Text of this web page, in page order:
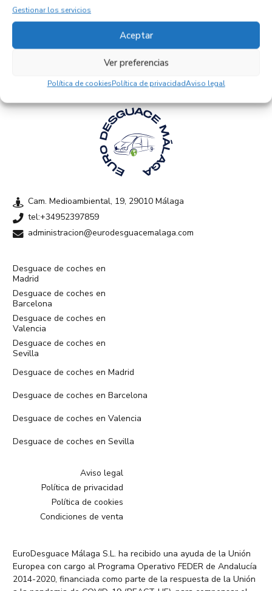
Gestionar los servicios
Aceptar
Ver preferencias
Política de cookiesPolítica de privacidadAviso legal
Empresas colaboradoras
Cam. Medioambiental, 19, 29010 Málaga
tel:+34952397859
administracion@eurodesguacemalaga.com
Desguace de coches en
Madrid
Desguace de coches en
Barcelona
Desguace de coches en
Valencia
Desguace de coches en
Sevilla
Desguace de coches en Madrid
Desguace de coches en Barcelona
Desguace de coches en Valencia
Desguace de coches en Sevilla
Aviso legal
Política de privacidad
Política de cookies
Condiciones de venta
EuroDesguace Málaga S.L. ha recibido una ayuda de la Unión
Europea con cargo al Programa Operativo FEDER de Andalucía
2014-2020, financiada como parte de la respuesta de la Unión